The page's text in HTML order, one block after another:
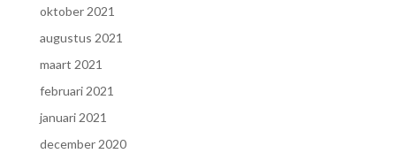
oktober 2021
augustus 2021
maart 2021
februari 2021
januari 2021
december 2020